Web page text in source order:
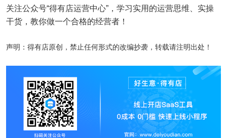
关注公众号“得有店运营中心”，学习实用的运营思维、实操
干货，教你做一个合格的经营者！
声明：得有店原创，禁止任何形式的改编抄袭，转载请注明出处！